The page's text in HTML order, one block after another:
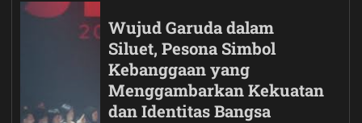
Wujud Garuda dalam
Siluet, Pesona Simbol
Kebanggaan yang
Menggambarkan Kekuatan
dan Identitas Bangsa